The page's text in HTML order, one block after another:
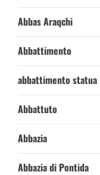
Abbas Araqchi
Abbattimento
abbattimento statua
Abbattuto
Abbazia
Abbazia di Pontida